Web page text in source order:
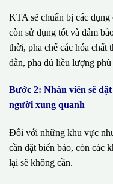
KTA sẽ chuẩn bị các
còn sử dụng tốt và đảm
thời, pha chế các hóa chất
dẫn, pha đủ liều lượng
Bước 2: Nhân viên sẽ
người xung quanh
Đối với những khu vực
cần đặt biển báo, còn các
lại sẽ không cần.